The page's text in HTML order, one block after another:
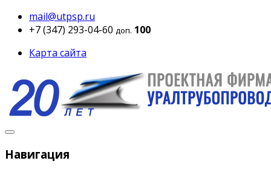
mail@utpsp.ru
+7 (347) 293-04-60 доп. 100
Карта сайта
Навигация